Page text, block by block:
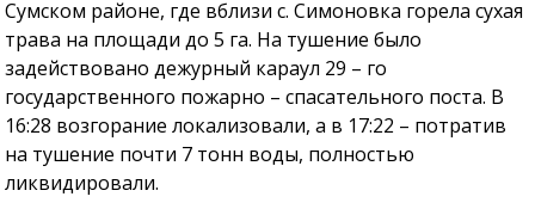
Сумском районе, где вблизи с. Симоновка горела сухая
трава на площади до 5 га. На тушение было
задействовано дежурный караул 29 – го
государственного пожарно – спасательного поста. В
16:28 возгорание локализовали, а в 17:22 – потратив
на тушение почти 7 тонн воды, полностью
ликвидировали.